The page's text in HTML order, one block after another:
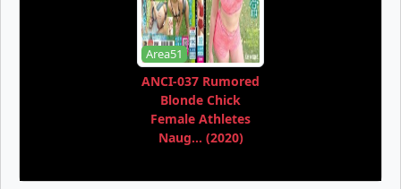
Area51
ANCI-037 Rumored
Blonde Chick
Female Athletes
Naug... (2020)